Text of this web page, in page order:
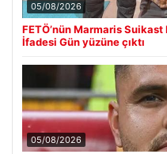
05/08/2026
FETÖ’nün Marmaris
İfadesi Gün yüzüne çıktı
05/08/2026